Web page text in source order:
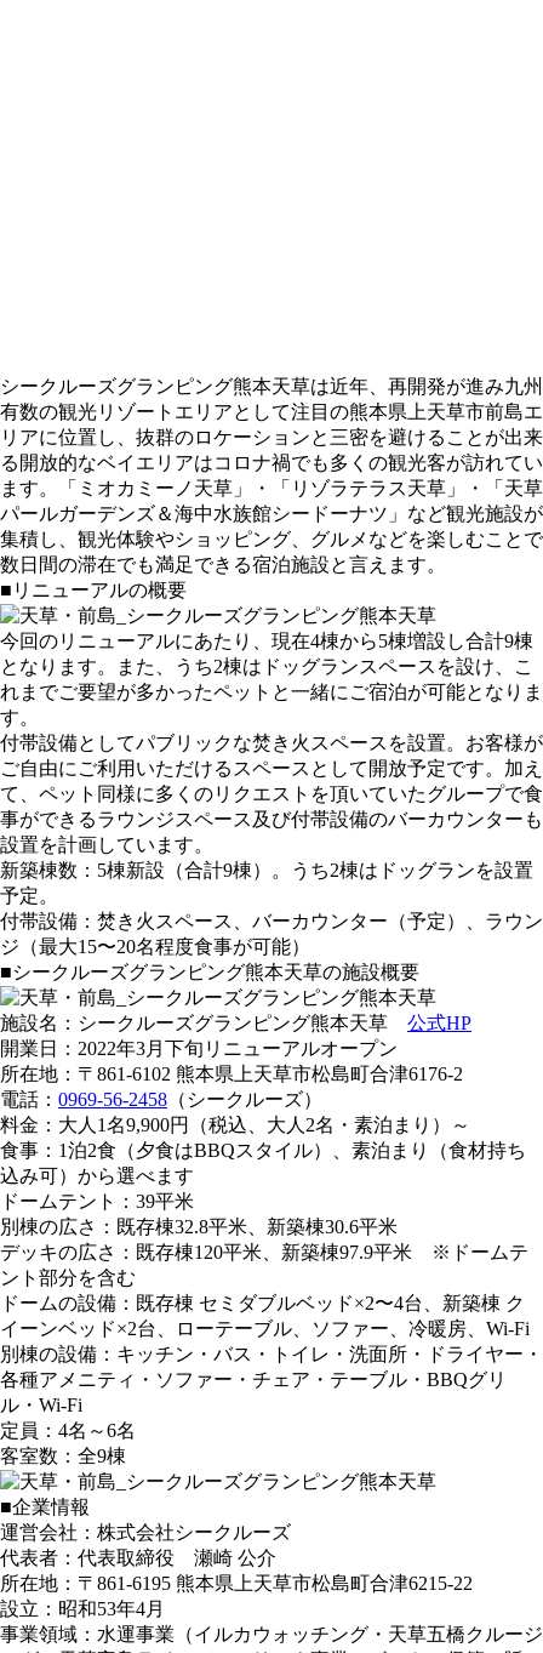
シークルーズグランピング熊本天草は近年、再開発が進み九州
有数の観光リゾートエリアとして注目の熊本県上天草市前島エ
リアに位置し、抜群のロケーションと三密を避けることが出来
る開放的なベイエリアはコロナ禍でも多くの観光客が訪れてい
ます。「ミオカミーノ天草」・「リゾラテラス天草」・「天草
パールガーデンズ＆海中水族館シードーナツ」など観光施設が
集積し、観光体験やショッピング、グルメなどを楽しむことで
数日間の滞在でも満足できる宿泊施設と言えます。
■リニューアルの概要
今回のリニューアルにあたり、現在4棟から5棟増設し合計9棟
となります。また、うち2棟はドッグランスペースを設け、こ
れまでご要望が多かったペットと一緒にご宿泊が可能となりま
す。
付帯設備としてパブリックな焚き火スペースを設置。お客様が
ご自由にご利用いただけるスペースとして開放予定です。加え
て、ペット同様に多くのリクエストを頂いていたグループで食
事ができるラウンジスペース及び付帯設備のバーカウンターも
設置を計画しています。
新築棟数：5棟新設（合計9棟）。うち2棟はドッグランを設置
予定。
付帯設備：焚き火スペース、バーカウンター（予定）、ラウン
ジ（最大15〜20名程度食事が可能）
■シークルーズグランピング熊本天草の施設概要
施設名：シークルーズグランピング熊本天草 公式HP
開業日：2022年3月下旬リニューアルオープン
所在地：〒861-6102 熊本県上天草市松島町合津6176-2
電話： 0969-56-2458 （シークルーズ）
料金：大人1名9,900円（税込、大人2名・素泊まり）～
食事：1泊2食（夕食はBBQスタイル）、素泊まり（食材持ち
込み可）から選べます
ドームテント：39平米
別棟の広さ：既存棟32.8平米、新築棟30.6平米
デッキの広さ：既存棟120平米、新築棟97.9平米 ※ドームテ
ント部分を含む
ドームの設備：既存棟 セミダブルベッド×2〜4台、新築棟 ク
イーンベッド×2台、ローテーブル、ソファー、冷暖房、Wi-Fi
別棟の設備：キッチン・バス・トイレ・洗面所・ドライヤー・
各種アメニティ・ソファー・チェア・テーブル・BBQグリ
ル・Wi-Fi
定員：4名～6名
客室数：全9棟
■企業情報
運営会社：株式会社シークルーズ
代表者：代表取締役 瀬崎 公介
所在地：〒861-6195 熊本県上天草市松島町合津6215-22
設立：昭和53年4月
事業領域：水運事業（イルカウォッチング・天草五橋クルージ